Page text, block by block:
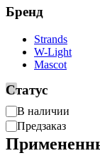
Бренд
Strands
W-Light
Mascot
Статус
Доступность
В наличии
Предзаказ